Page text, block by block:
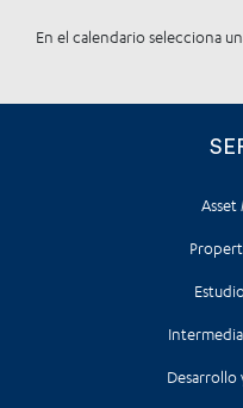
En el calendario selecciona
Asset
Desarrollo